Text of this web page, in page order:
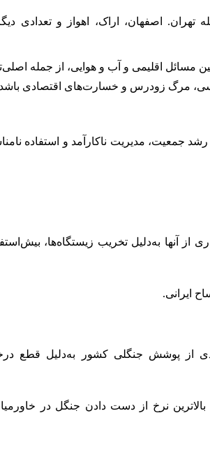
اصفهان، اراک، اهواز و تعدادی
مسائل اقلیمی و آب و هوایی، از جمله
مرگ زودرس و خسارت‌های اقتصادی
جمعیت، مدیریت ناکارآمد و استفاده
آنها به‌دلیل تخریب زیستگاه‌ها،
ایرانی.
از پوشش جنگلی کشور به‌دلیل قطع
نرخ از دست دادن جنگل در